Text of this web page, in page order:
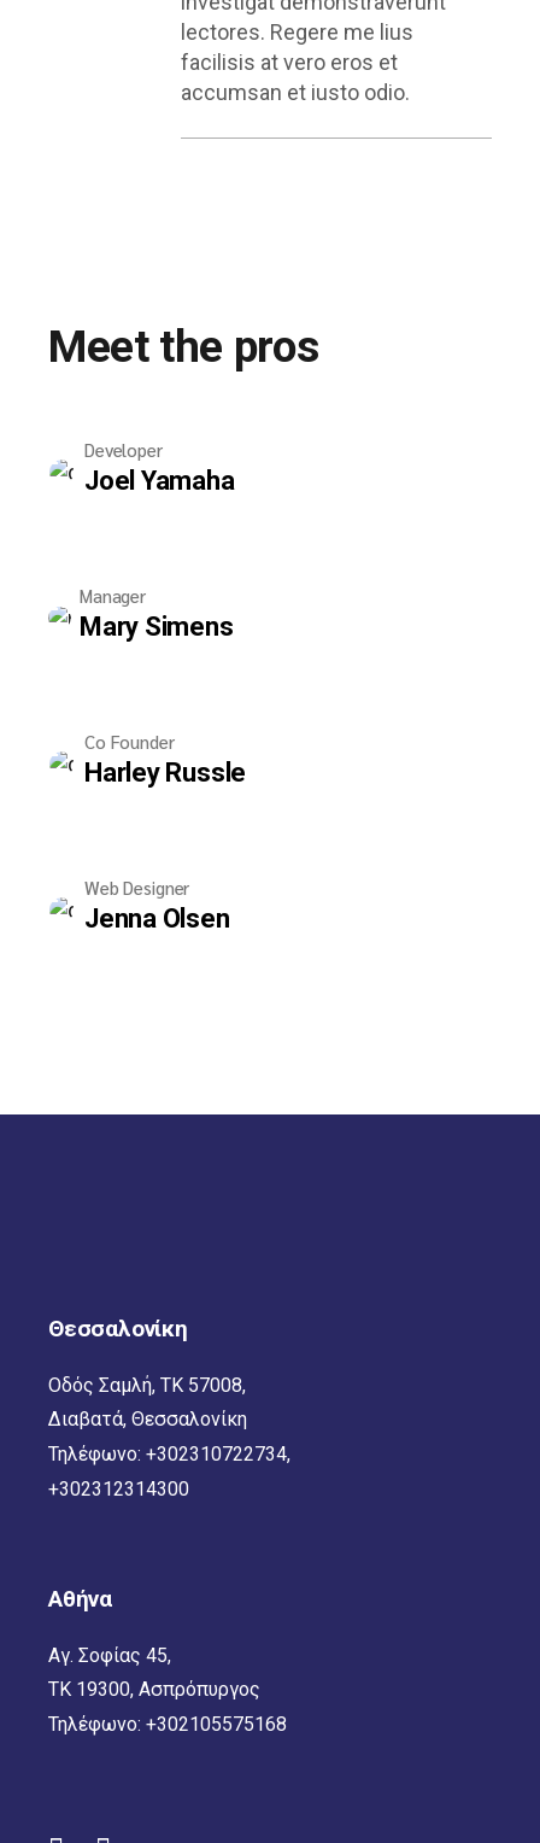
lectores. Regere me lius
facilisis at vero eros et
accumsan et iusto odio.
Meet the pros
Developer
Joel Yamaha
Manager
Mary Simens
Co Founder
Harley Russle
Web Designer
Jenna Olsen
Θεσσαλονίκη
Οδός Σαμλή, TK 57008,
Διαβατά, Θεσσαλονίκη
Τηλέφωνο: +302310722734,
+302312314300
Αθήνα
Αγ. Σοφίας 45,
TK 19300, Ασπρόπυργος
Τηλέφωνο: +302105575168